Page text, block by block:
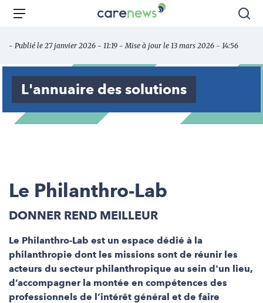
Aller
principal
Carenews,
des
acteurs
l'engagement
Menu
- Publié le 27 janvier 2026 - 11:19 - Mise à jour le 13 mars 2026 - 14:56
L'annuaire des solutions
Le Philanthro-Lab
DONNER REND MEILLEUR
Le Philanthro-Lab est un espace dédié à la
philanthropie dont les missions sont de réunir les
acteurs du secteur philanthropique au sein d'un lieu,
d’accompagner la montée en compétences des
professionnels de l’intérêt général et de faire